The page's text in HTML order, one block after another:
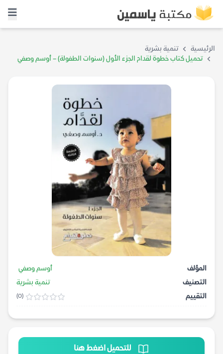
الرئيسية
تنمية بشرية
تحميل كتاب خطوة لقدام الجزء الأول (سنوات الطفولة) – أوسم وصفي
المؤلف
أوسم وصفي
التصنيف
تنمية بشرية
التقييم
(0)
للتحميل اضغط هنا